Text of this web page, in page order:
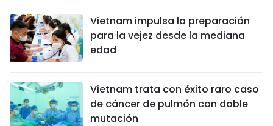
Vietnam impulsa la preparación
para la vejez desde la mediana
edad
Vietnam trata con éxito raro caso
de cáncer de pulmón con doble
mutación